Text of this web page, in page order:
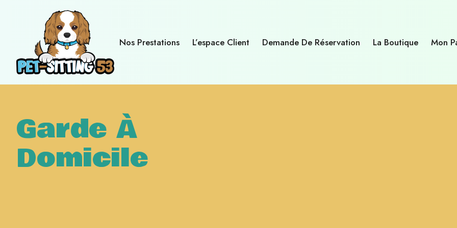
Nos Prestations L’espace Client Demande De Réservation La Boutique Mon
Garde À
Domicile